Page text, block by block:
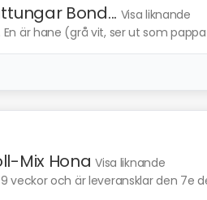
Bond... Visa liknande
är hane (grå vit, ser ut som pappa
Mix Hona Visa liknande
veckor och är leveransklar den 7e